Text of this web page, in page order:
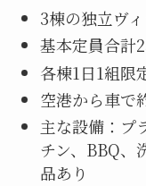
3棟の独立ヴ
基本定員合計
各棟1日1組限
空港から車で
主な設備：プ
チン、BBQ、
品あり